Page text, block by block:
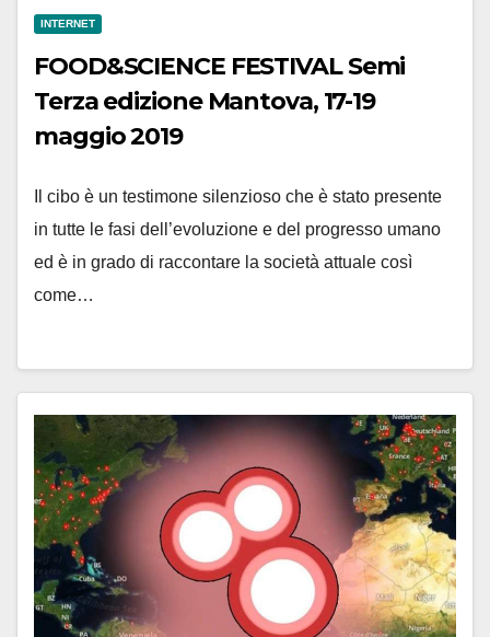
INTERNET
FOOD&SCIENCE FESTIVAL Semi
Terza edizione Mantova, 17-19
maggio 2019
Il cibo è un testimone silenzioso che è stato presente
in tutte le fasi dell’evoluzione e del progresso umano
ed è in grado di raccontare la società attuale così
come…